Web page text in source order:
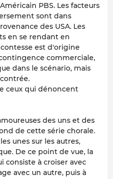
PBS. Les facteurs
sont dans
des USA. Les
en se rendant en
est d'origine
commerciale,
dans le scénario, mais
ceux qui dénoncent
des uns et des
de cette série chorale.
unes sur les autres,
De ce point de vue, la
consiste à croiser avec
avec un autre, puis à